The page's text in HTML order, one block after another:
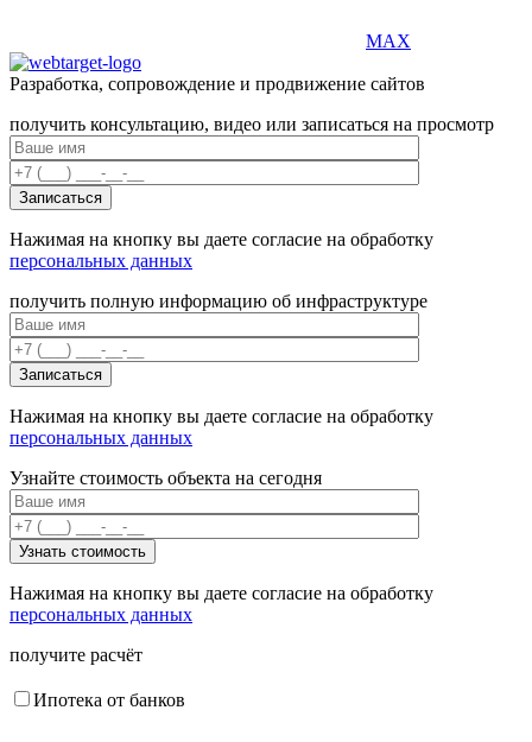
MAX
Разработка, сопровождение и продвижение сайтов
получить консультацию, видео или записаться на просмотр
Нажимая на кнопку вы даете согласие на обработку
персональных данных
получить полную информацию об инфраструктуре
Нажимая на кнопку вы даете согласие на обработку
персональных данных
Узнайте стоимость объекта на сегодня
Нажимая на кнопку вы даете согласие на обработку
персональных данных
получите расчёт
Ипотека от банков